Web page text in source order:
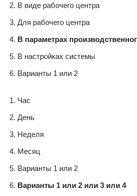
В виде рабочего центра
Для рабочего центра
В параметрах
В настройках системы
Варианты 1 или 2
Час
День
Неделя
Месяц
Варианты 1 или 2
Варианты 1 или 2 или 3 или 4